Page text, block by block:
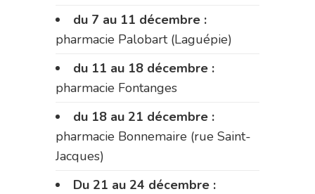
du 7 au 11 décembre :
pharmacie Palobart (Laguépie)
du 11 au 18 décembre :
pharmacie Fontanges
du 18 au 21 décembre :
pharmacie Bonnemaire (rue Saint-
Jacques)
Du 21 au 24 décembre :